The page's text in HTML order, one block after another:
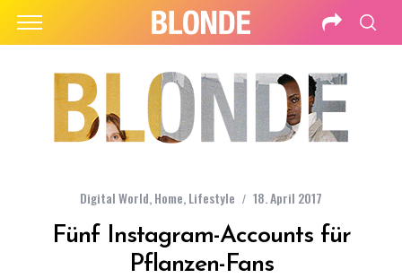
Digital World,Home,Lifestyle 18. April 2017
Fünf Instagram-Accounts für
Pflanzen-Fans